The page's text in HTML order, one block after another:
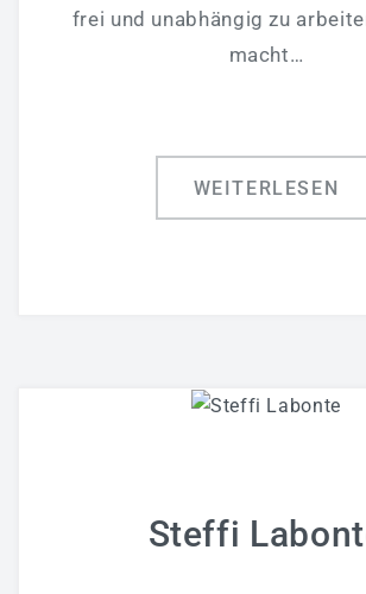
frei und unabhängig zu
macht…
WEITERLESEN
Steffi